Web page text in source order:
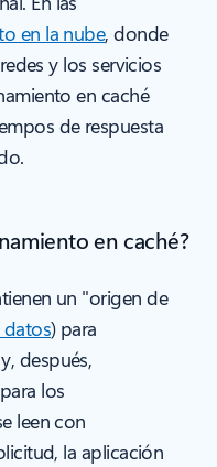
en la nube, donde
y los servicios
en caché
de respuesta
en caché?
un "origen de
datos) para
después,
los
leen con
la aplicación